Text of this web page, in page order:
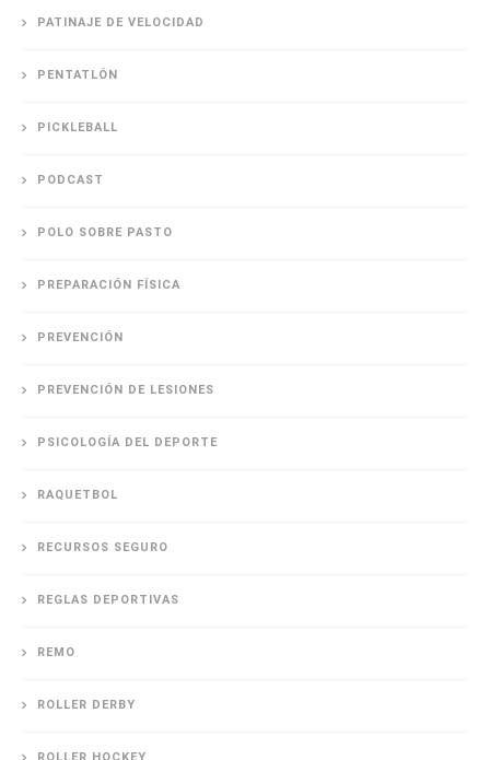
PATINAJE DE VELOCIDAD
PENTATLÓN
PICKLEBALL
PODCAST
POLO SOBRE PASTO
PREPARACIÓN FÍSICA
PREVENCIÓN
PREVENCIÓN DE LESIONES
PSICOLOGÍA DEL DEPORTE
RAQUETBOL
RECURSOS SEGURO
REGLAS DEPORTIVAS
REMO
ROLLER DERBY